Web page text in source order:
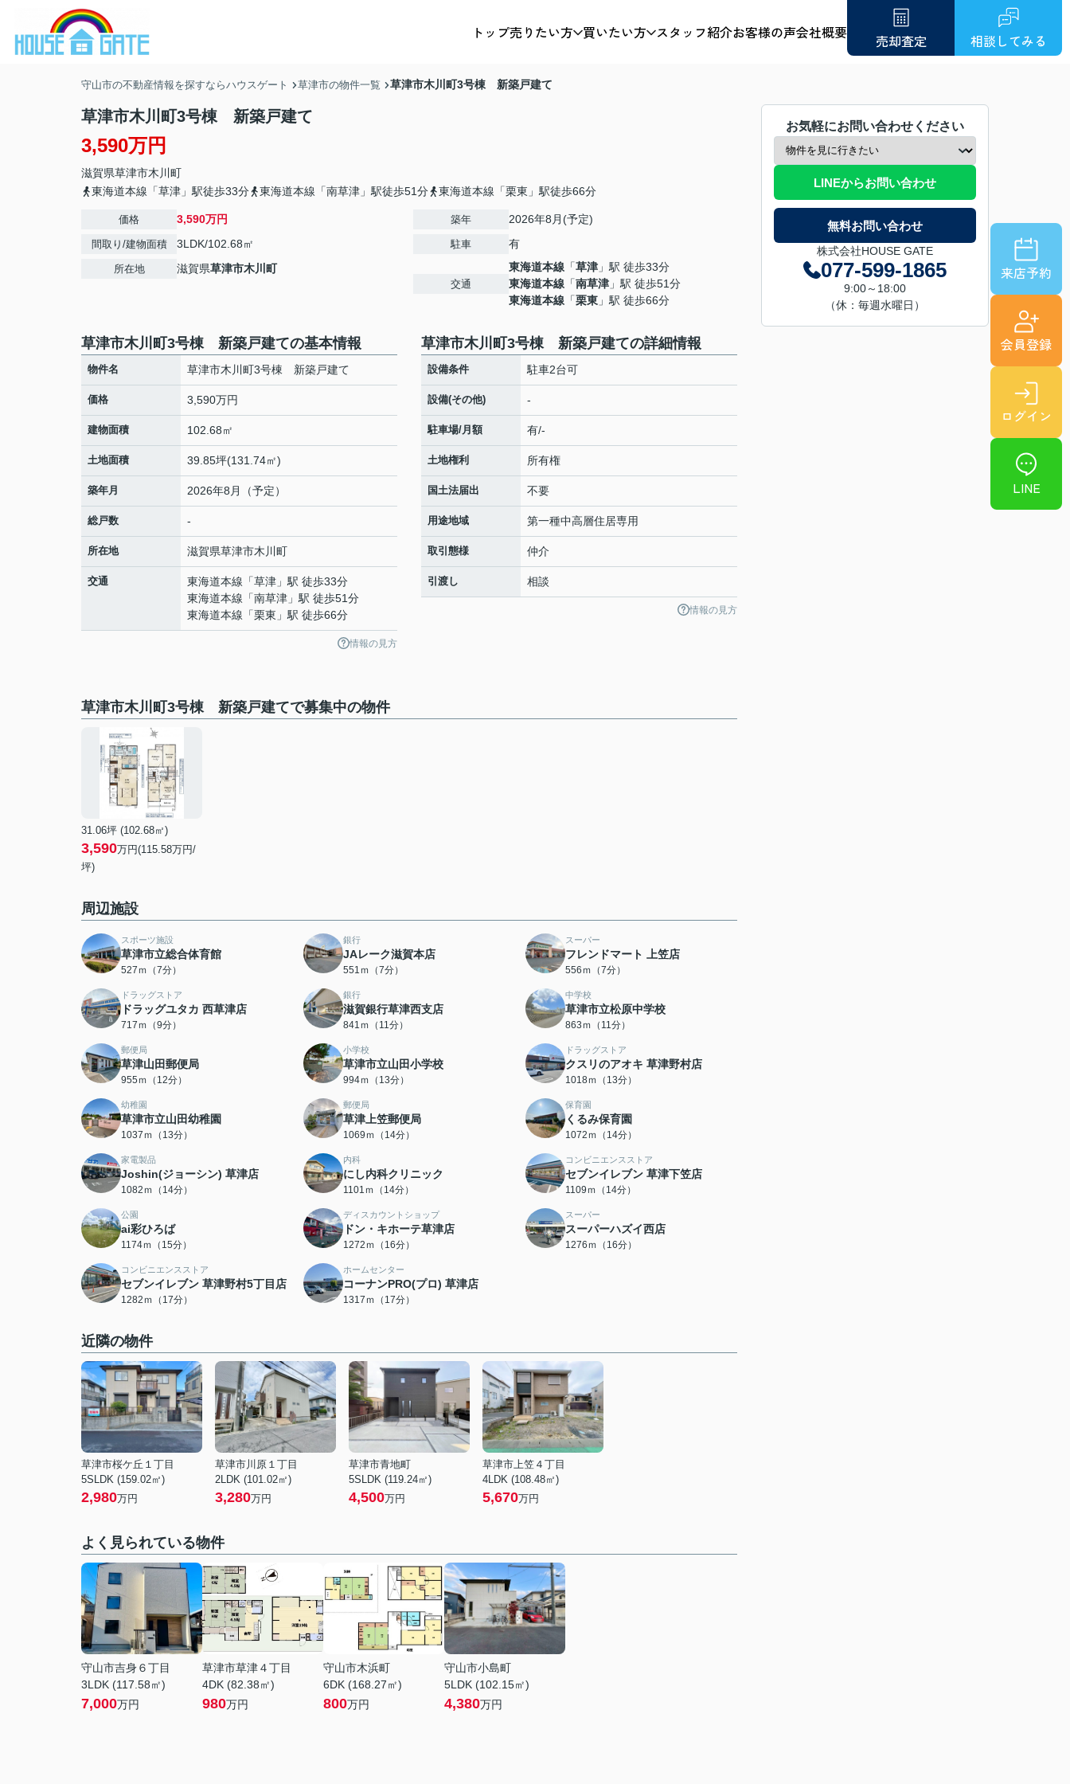
トップ売りたい方 買いたい方 スタッフ紹介お客様の声会社概要 売却査定 相談してみる
来店予約
会員登録
ログイン
LINE
守山市の不動産情報を探すならハウスゲート 草津市の物件一覧 草津市木川町3号棟 新築戸建て
草津市木川町3号棟 新築戸建て
3,590万円
滋賀県草津市木川町
東海道本線「草津」駅徒歩33分
東海道本線「南草津」駅徒歩51分 東海道本線「栗東」駅徒歩66分
価格 3,590万円
間取り/建物面積 3LDK/102.68㎡
所在地 滋賀県草津市木川町
築年 2026年8月(予定)
駐車 有
交通
東海道本線 「草津 」駅 徒歩33分
東海道本線 「南草津 」駅 徒歩51分
東海道本線 「栗東 」駅 徒歩66分
草津市木川町3号棟 新築戸建ての基本情報
物件名 草津市木川町3号棟 新築戸建て
価格 3,590万円
建物面積 102.68㎡
土地面積 39.85坪(131.74㎡)
築年月 2026年8月（予定）
総戸数 -
所在地 滋賀県草津市木川町
交通 東海道本線 「草津 」駅 徒歩33分
東海道本線 「南草津 」駅 徒歩51分
東海道本線 「栗東 」駅 徒歩66分
情報の見方
草津市木川町3号棟 新築戸建ての詳細情報
設備条件 駐車2台可
設備(その他) -
駐車場/月額 有/-
土地権利 所有権
国土法届出 不要
用途地域 第一種中高層住居専用
取引態様 仲介
引渡し 相談
情報の見方
草津市木川町3号棟 新築戸建てで募集中の物件
31.06坪 (102.68㎡)
3,590万円(115.58万円/
坪)
周辺施設
スポーツ施設
草津市立総合体育館
527ｍ（7分）
銀行
JAレーク滋賀本店
551ｍ（7分）
スーパー
フレンドマート 上笠店
556ｍ（7分）
ドラッグストア
ドラッグユタカ 西草津店
717ｍ（9分）
銀行
滋賀銀行草津西支店
841ｍ（11分）
中学校
草津市立松原中学校
863ｍ（11分）
郵便局
草津山田郵便局
955ｍ（12分）
小学校
草津市立山田小学校
994ｍ（13分）
ドラッグストア
クスリのアオキ 草津野村店
1018ｍ（13分）
幼稚園
草津市立山田幼稚園
1037ｍ（13分）
郵便局
草津上笠郵便局
1069ｍ（14分）
保育園
くるみ保育園
1072ｍ（14分）
家電製品
Joshin(ジョーシン) 草津店
1082ｍ（14分）
内科
にし内科クリニック
1101ｍ（14分）
コンビニエンスストア
セブンイレブン 草津下笠店
1109ｍ（14分）
公園
ai彩ひろば
1174ｍ（15分）
ディスカウントショップ
ドン・キホーテ草津店
1272ｍ（16分）
スーパー
スーパーハズイ西店
1276ｍ（16分）
コンビニエンスストア
セブンイレブン 草津野村5丁目店
1282ｍ（17分）
ホームセンター
コーナンPRO(プロ) 草津店
1317ｍ（17分）
近隣の物件
草津市桜ケ丘１丁目
5SLDK (159.02㎡)
2,980万円
草津市川原１丁目
2LDK (101.02㎡)
3,280万円
草津市青地町
5SLDK (119.24㎡)
4,500万円
草津市上笠４丁目
4LDK (108.48㎡)
5,670万円
よく見られている物件
守山市吉身６丁目
3LDK (117.58㎡)
7,000万円
草津市草津４丁目
4DK (82.38㎡)
980万円
守山市木浜町
6DK (168.27㎡)
800万円
守山市小島町
5LDK (102.15㎡)
4,380万円
お気軽にお問い合わせください
LINEからお問い合わせ
無料お問い合わせ
株式会社HOUSE GATE
077-599-1865
9:00～18:00
（休：毎週水曜日）